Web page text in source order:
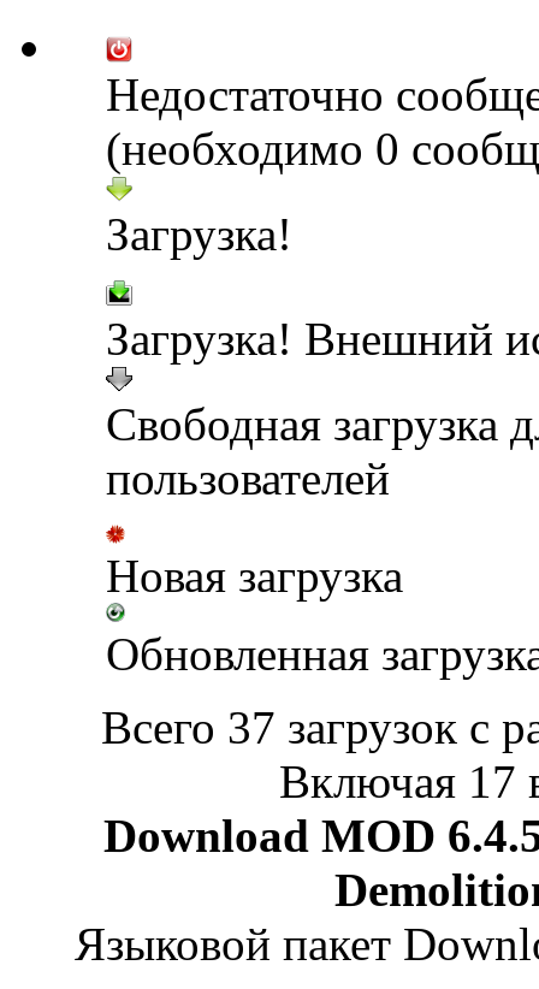
Недостаточно
(необходимо 0
Загрузка!
Загрузка! Внешний
Свободная загрузка
пользователей
Новая загрузка
Обновленная
Всего 37 загрузок с
Включая 17
Download MOD
Языковой пакет